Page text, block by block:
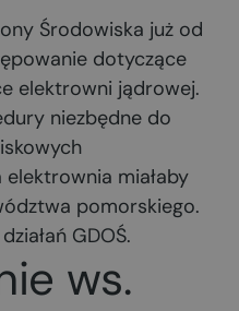
Środowiska już od
dotyczące
elektrowni jądrowej.
niezbędne do
miałaby
pomorskiego.
GDOŚ.
ws.